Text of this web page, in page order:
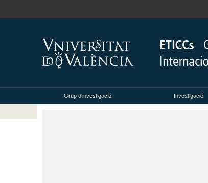
Grup d'investigació Investigació